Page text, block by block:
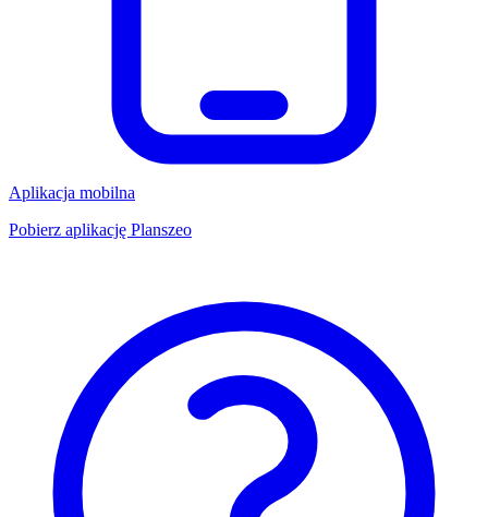
Aplikacja mobilna
Pobierz aplikację Planszeo